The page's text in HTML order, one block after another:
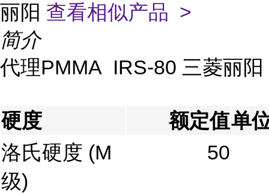
丽阳 查看相似产品 >
简介
代理PMMA IRS-80 三菱丽阳
硬度 额定值单
洛氏硬度 (M
级)
50